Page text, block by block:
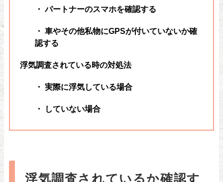
・ パートナーのスマホを確認する
・ 車やその他私物にGPSが付いていないか確
認する
浮気調査されている時の対処法
・ 実際に浮気している場合
・ していない場合
浮気調査されているか確認す